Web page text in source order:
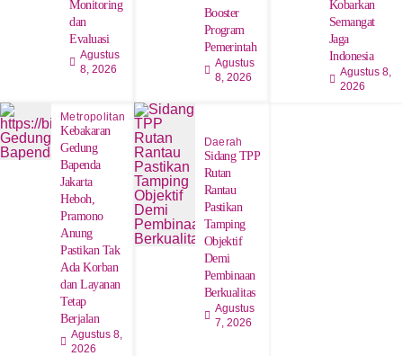
Monitoring
dan
Evaluasi
Agustus
8, 2026
Booster
Program
Pemerintah
Agustus
8, 2026
Kobarkan
Semangat
Jaga
Indonesia
Agustus 8,
2026
Metropolitan
Kebakaran
Gedung
Bapenda
Jakarta
Heboh,
Pramono
Anung
Pastikan Tak
Ada Korban
dan Layanan
Tetap
Berjalan
Agustus 8,
2026
Daerah
Sidang TPP
Rutan
Rantau
Pastikan
Tamping
Objektif
Demi
Pembinaan
Berkualitas
Agustus
7, 2026